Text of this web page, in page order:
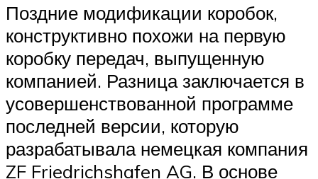
Поздние модификации коробок,
конструктивно похожи на первую
коробку передач, выпущенную
компанией. Разница заключается в
усовершенствованной программе
последней версии, которую
разрабатывала немецкая компания
ZF Friedrichshafen AG. В основе